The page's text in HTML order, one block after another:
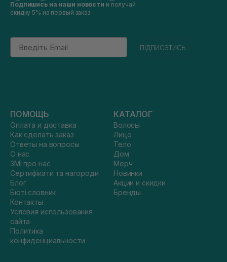
Подпишись на наши новости и получай
скидку 5% на первый заказ
Email
підписатись
ПОМОЩЬ
Оплата и доставка
Как сделать заказ
Ответы на вопросы
О нас
ЗМІ про нас
Сертифікати та нагороди
Блог
Бюті словник
Контакты
Условия использования
сайта
Политика
конфиденциальности
КАТАЛОГ
Волосы
Лицо
Тело
Дом
Мерч
Новинки
Акции и скидки
Бренды